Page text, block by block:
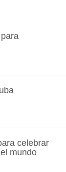
celebrar
mundo